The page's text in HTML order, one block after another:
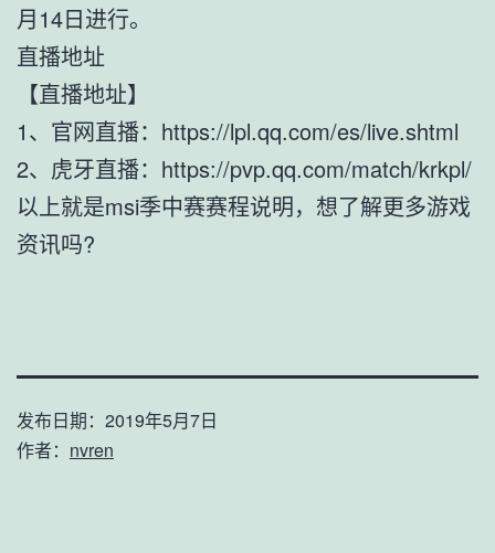
月14日进行。
直播地址
【直播地址】
1、官网直播：https://lpl.qq.com/es/live.shtml
2、虎牙直播：https://pvp.qq.com/match/krkpl/
以上就是msi季中赛赛程说明，想了解更多游戏
资讯吗?
发布日期： 2019年5月7日
作者： nvren